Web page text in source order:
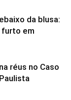
da blusa:
em
réus no Caso